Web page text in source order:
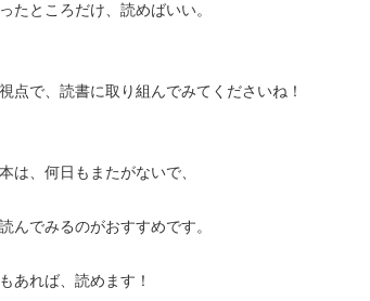
たところだけ、読めばいい。
点で、読書に取り組んでみてくださいね！
は、何日もまたがないで、
んでみるのがおすすめです。
あれば、読めます！